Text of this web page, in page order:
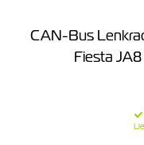
CAN-Bus
Fiesta